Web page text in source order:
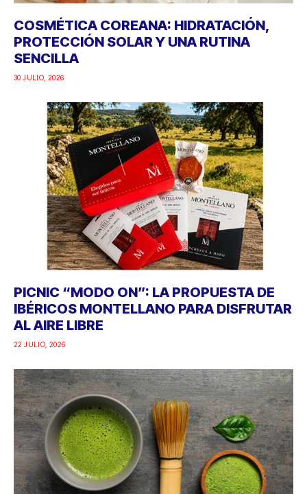
COSMÉTICA COREANA: HIDRATACIÓN,
PROTECCIÓN SOLAR Y UNA RUTINA
SENCILLA
30 JULIO, 2026
PICNIC “MODO ON”: LA PROPUESTA DE
IBÉRICOS MONTELLANO PARA DISFRUTAR
AL AIRE LIBRE
22 JULIO, 2026